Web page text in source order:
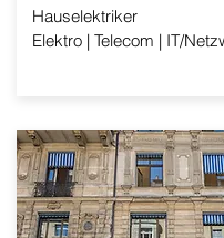
Hauselektriker
Elektro | Telecom | IT/